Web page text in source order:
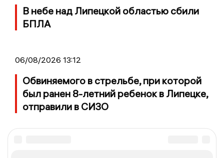
В небе над Липецкой областью сбили
БПЛА
06/08/2026 13:12
Обвиняемого в стрельбе, при которой
был ранен 8-летний ребенок в Липецке,
отправили в СИЗО